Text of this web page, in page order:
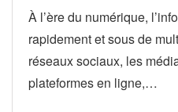
À l’ère du numérique,
rapidement et sous de
réseaux sociaux, les
plateformes en ligne,…